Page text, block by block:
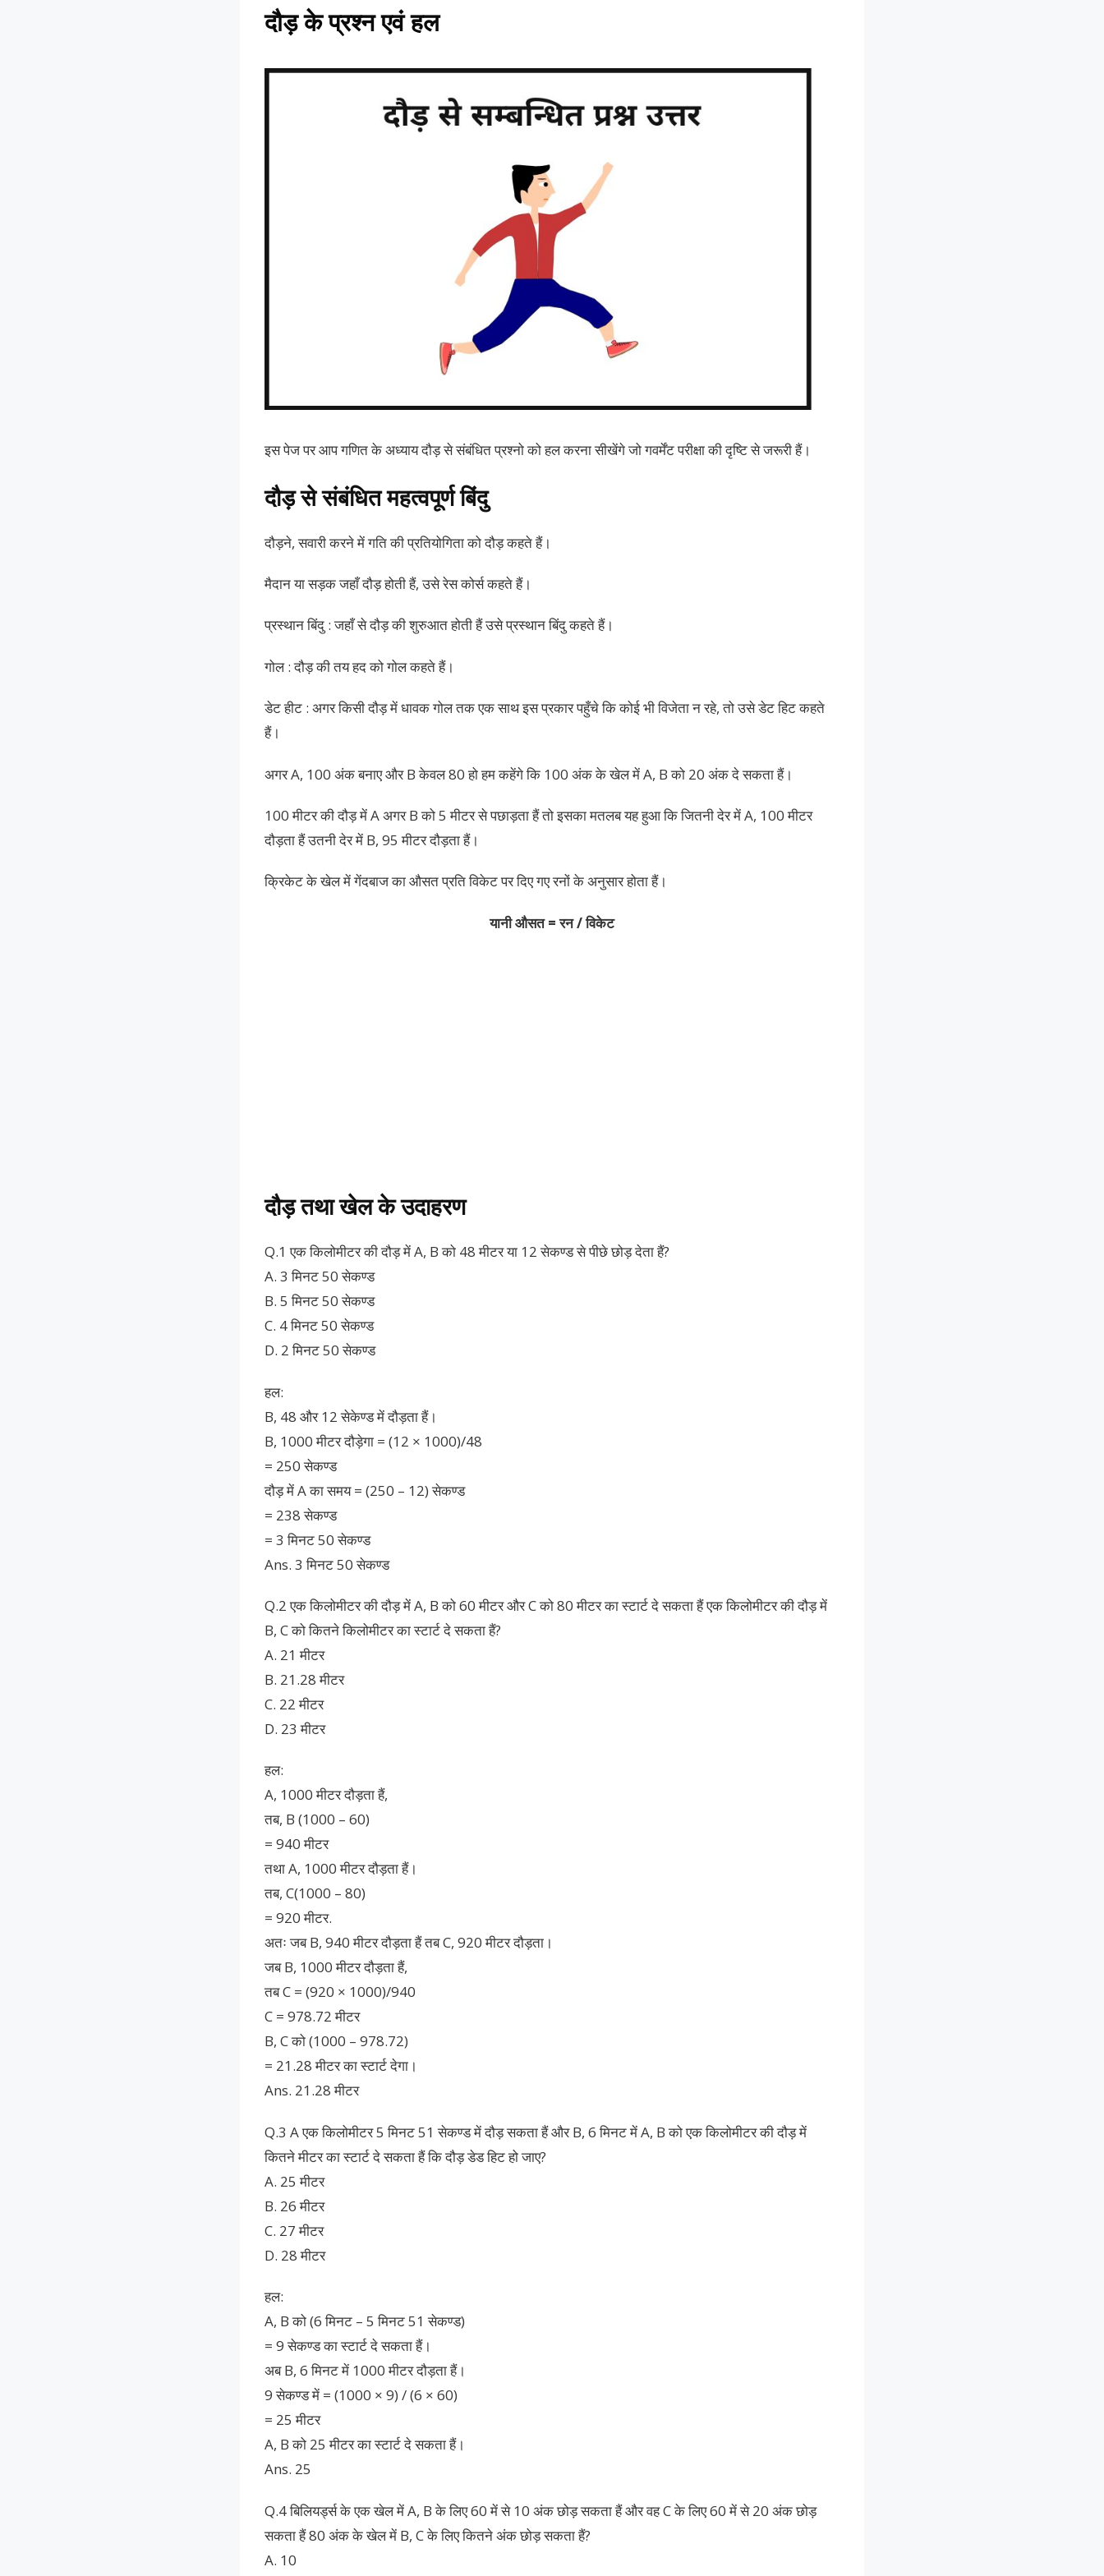
दौड़ के प्रश्न एवं हल
इस पेज पर आप गणित के अध्याय दौड़ से संबंधित प्रश्नो को हल करना सीखेंगे जो गवर्मेंट परीक्षा की दृष्टि से जरूरी हैं।
दौड़ से संबंधित महत्वपूर्ण बिंदु
दौड़ने, सवारी करने में गति की प्रतियोगिता को दौड़ कहते हैं।
मैदान या सड़क जहाँ दौड़ होती हैं, उसे रेस कोर्स कहते हैं।
प्रस्थान बिंदु : जहाँ से दौड़ की शुरुआत होती हैं उसे प्रस्थान बिंदु कहते हैं।
गोल : दौड़ की तय हद को गोल कहते हैं।
डेट हीट : अगर किसी दौड़ में धावक गोल तक एक साथ इस प्रकार पहुँचे कि कोई भी विजेता न रहे, तो उसे डेट हिट कहते
हैं।
अगर A, 100 अंक बनाए और B केवल 80 हो हम कहेंगे कि 100 अंक के खेल में A, B को 20 अंक दे सकता हैं।
100 मीटर की दौड़ में A अगर B को 5 मीटर से पछाड़ता हैं तो इसका मतलब यह हुआ कि जितनी देर में A, 100 मीटर
दौड़ता हैं उतनी देर में B, 95 मीटर दौड़ता हैं।
क्रिकेट के खेल में गेंदबाज का औसत प्रति विकेट पर दिए गए रनों के अनुसार होता हैं।
यानी औसत = रन / विकेट
दौड़ तथा खेल के उदाहरण
Q.1 एक किलोमीटर की दौड़ में A, B को 48 मीटर या 12 सेकण्ड से पीछे छोड़ देता हैं?
A. 3 मिनट 50 सेकण्ड
B. 5 मिनट 50 सेकण्ड
C. 4 मिनट 50 सेकण्ड
D. 2 मिनट 50 सेकण्ड
हल:
B, 48 और 12 सेकेण्ड में दौड़ता हैं।
B, 1000 मीटर दौड़ेगा = (12 × 1000)/48
= 250 सेकण्ड
दौड़ में A का समय = (250 – 12) सेकण्ड
= 238 सेकण्ड
= 3 मिनट 50 सेकण्ड
Ans. 3 मिनट 50 सेकण्ड
Q.2 एक किलोमीटर की दौड़ में A, B को 60 मीटर और C को 80 मीटर का स्टार्ट दे सकता हैं एक किलोमीटर की दौड़ में
B, C को कितने किलोमीटर का स्टार्ट दे सकता हैं?
A. 21 मीटर
B. 21.28 मीटर
C. 22 मीटर
D. 23 मीटर
हल:
A, 1000 मीटर दौड़ता हैं,
तब, B (1000 – 60)
= 940 मीटर
तथा A, 1000 मीटर दौड़ता हैं।
तब, C(1000 – 80)
= 920 मीटर.
अतः जब B, 940 मीटर दौड़ता हैं तब C, 920 मीटर दौड़ता।
जब B, 1000 मीटर दौड़ता हैं,
तब C = (920 × 1000)/940
C = 978.72 मीटर
B, C को (1000 – 978.72)
= 21.28 मीटर का स्टार्ट देगा।
Ans. 21.28 मीटर
Q.3 A एक किलोमीटर 5 मिनट 51 सेकण्ड में दौड़ सकता हैं और B, 6 मिनट में A, B को एक किलोमीटर की दौड़ में
कितने मीटर का स्टार्ट दे सकता हैं कि दौड़ डेड हिट हो जाए?
A. 25 मीटर
B. 26 मीटर
C. 27 मीटर
D. 28 मीटर
हल:
A, B को (6 मिनट – 5 मिनट 51 सेकण्ड)
= 9 सेकण्ड का स्टार्ट दे सकता हैं।
अब B, 6 मिनट में 1000 मीटर दौड़ता हैं।
9 सेकण्ड में = (1000 × 9) / (6 × 60)
= 25 मीटर
A, B को 25 मीटर का स्टार्ट दे सकता हैं।
Ans. 25
Q.4 बिलियर्ड्स के एक खेल में A, B के लिए 60 में से 10 अंक छोड़ सकता हैं और वह C के लिए 60 में से 20 अंक छोड़
सकता हैं 80 अंक के खेल में B, C के लिए कितने अंक छोड़ सकता हैं?
A. 10